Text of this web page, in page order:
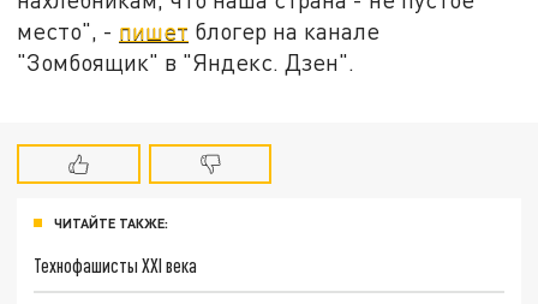
место", - пишет блогер на канале
"Зомбоящик" в "Яндекс. Дзен".
ЧИТАЙТЕ ТАКЖЕ:
Технофашисты XXI века